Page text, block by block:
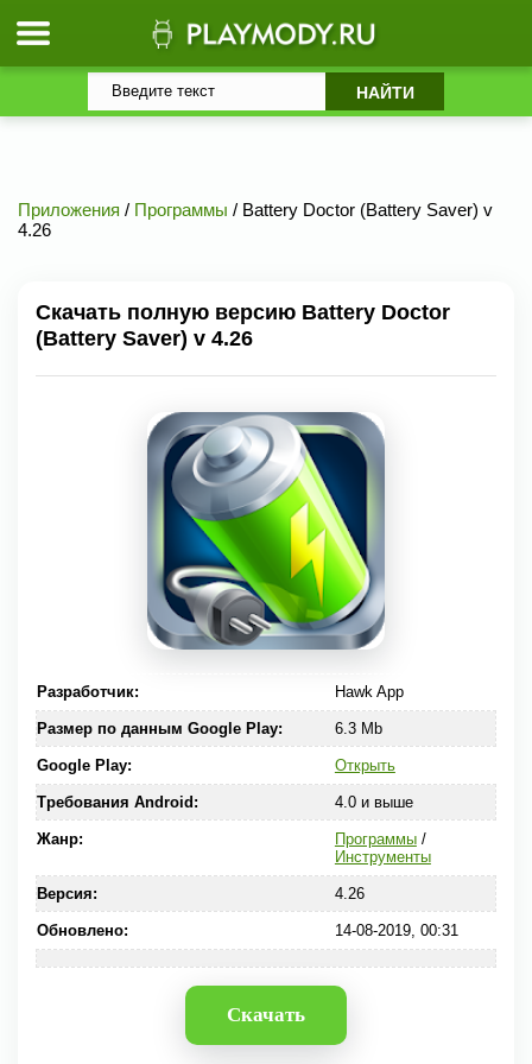
Приложения / Программы / Battery Doctor (Battery Saver) v
4.26
Скачать полную версию Battery Doctor
(Battery Saver) v 4.26
Разработчик: Hawk App
Размер по данным Google Play: 6.3 Mb
Google Play: Открыть
Требования Android: 4.0 и выше
Жанр: Программы/
Инструменты
Версия: 4.26
Обновлено: 14-08-2019, 00:31
Скачать